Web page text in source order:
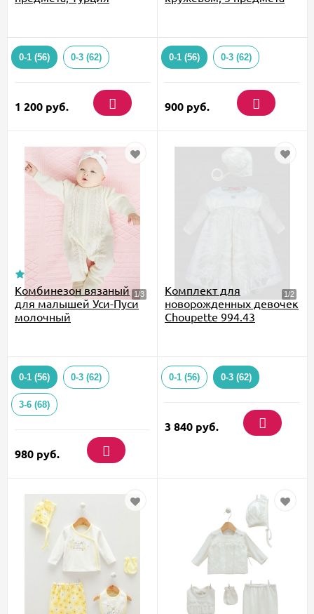
0-1 (56) 0-3 (62)
1 200 руб.
0-1 (56) 0-3 (62)
900 руб.
Комбинезон вязаный
для малышей Уси-Пуси
молочный
0-1 (56) 0-3 (62)
3-6 (68)
980 руб.
Комплект для
новорожденных девочек
Choupette 994.43
0-1 (56) 0-3 (62)
3 840 руб.